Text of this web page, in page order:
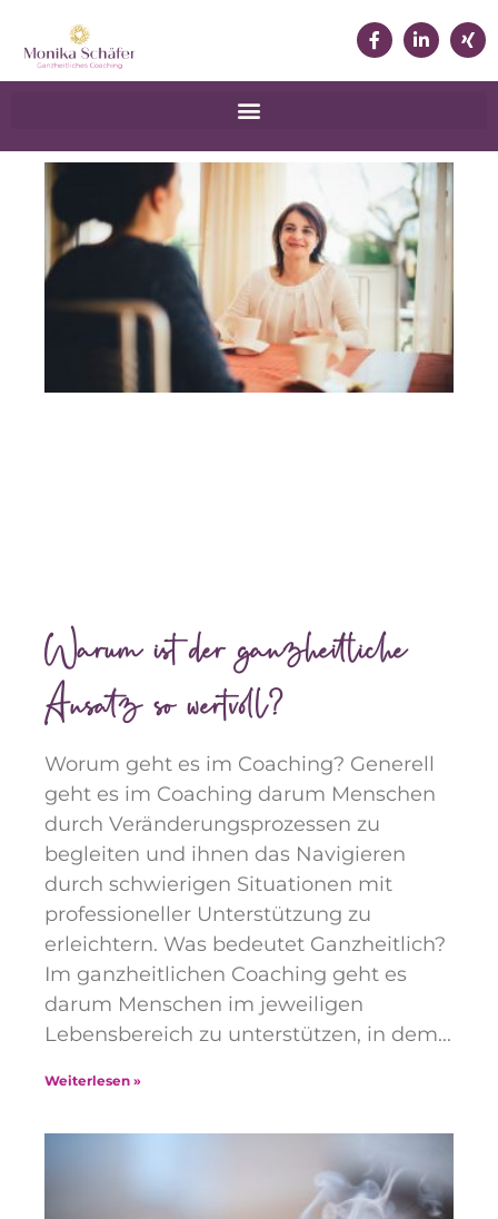
Warum ist der ganzheitliche
Ansatz so wertvoll?
Worum geht es im Coaching? Generell
geht es im Coaching darum Menschen
durch Veränderungsprozessen zu
begleiten und ihnen das Navigieren
durch schwierigen Situationen mit
professioneller Unterstützung zu
erleichtern. Was bedeutet Ganzheitlich?
Im ganzheitlichen Coaching geht es
darum Menschen im jeweiligen
Lebensbereich zu unterstützen, in dem
Weiterlesen »